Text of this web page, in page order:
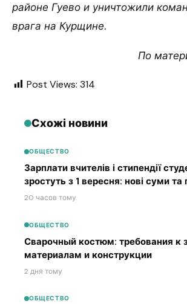
районе Гуево и уничтожили
врага на Курщине.
По
Post Views: 314
Схожі новини
ОБЩЕСТВО
Зарплати вчителів і стипендії
зростуть з 1 вересня: нові суми та
20 часов тому
ОБЩЕСТВО
Сварочный костюм: требования к
материалам и конструкции
2 дня тому
ОБЩЕСТВО